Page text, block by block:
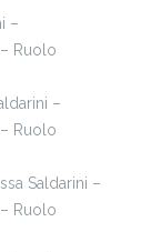
–
Ruolo
–
Ruolo
Saldarini –
Ruolo